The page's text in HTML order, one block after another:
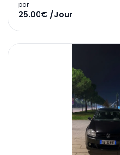
par
25.00€ /Jour